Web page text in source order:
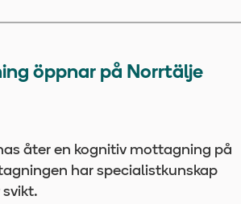
öppnar på Norrtälje
åter en kognitiv mottagning på
har specialistkunskap